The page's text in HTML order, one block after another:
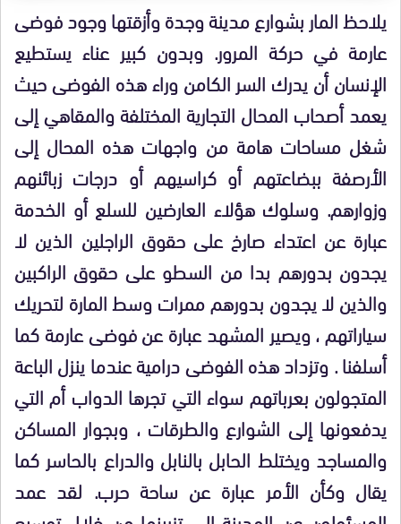
يلاحظ المار بشوارع مدينة وجدة وأزقتها وجود فوضى
عارمة في حركة المرور. وبدون كبير عناء يستطيع
الإنسان أن يدرك السر الكامن وراء هذه الفوضى حيث
يعمد أصحاب المحال التجارية المختلفة والمقاهي إلى
شغل مساحات هامة من واجهات هذه المحال إلى
الأرصفة ببضاعتهم أو كراسيهم أو درجات زبائنهم
وزوارهم. وسلوك هؤلاء العارضين للسلع أو الخدمة
عبارة عن اعتداء صارخ على حقوق الراجلين الذين لا
يجدون بدورهم بدا من السطو على حقوق الراكبين
والذين لا يجدون بدورهم ممرات وسط المارة لتحريك
سياراتهم ، ويصير المشهد عبارة عن فوضى عارمة كما
أسلفنا . وتزداد هذه الفوضى درامية عندما ينزل الباعة
المتجولون بعرباتهم سواء التي تجرها الدواب أم التي
يدفعونها إلى الشوارع والطرقات ، وبجوار المساكن
والمساجد ويختلط الحابل بالنابل والدراع بالحاسر كما
يقال وكأن الأمر عبارة عن ساحة حرب. لقد عمد